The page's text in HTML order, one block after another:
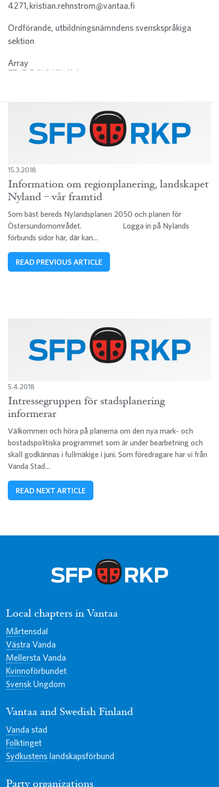
4271, kristian.rehnstrom@vantaa.fi
Ordförande, utbildningsnämndens svenskspråkiga
sektion
Array
15.3.2018
Information om regionplanering, landskapet
Nyland – vår framtid
Som bäst bereds Nylandsplanen 2050 och planen för
Östersundomområdet. Logga in på Nylands
förbunds sidor här, där kan…
READ PREVIOUS ARTICLE
5.4.2018
Intressegruppen för stadsplanering
informerar
Välkommen och höra på planerna om den nya mark- och
bostadspolitiska programmet som är under bearbetning och
skall godkännas i fullmäkige i juni. Som föredragare har vi från
Vanda Stad…
READ NEXT ARTICLE
Local chapters in Vantaa
Mårtensdal
Västra Vanda
Mellersta Vanda
Kvinnoförbundet
Svensk Ungdom
Vantaa and Swedish Finland
Vanda stad
Folktinget
Sydkustens landskapsförbund
Party organizations